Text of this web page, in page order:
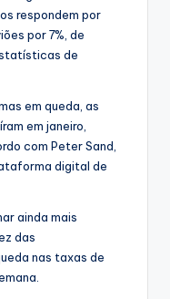
respondem por
por 7%, de
de
em queda, as
em janeiro,
com Peter Sand,
digital de
ainda mais
das
nas taxas de